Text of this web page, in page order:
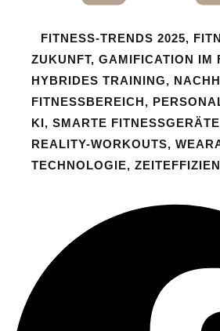
FITNESS-TRENDS 2025,
ZUKUNFT, GAMIFICATION IM
HYBRIDES TRAINING,
FITNESSBEREICH,
KI, SMARTE FITNESSGERÄTE
REALITY-WORKOUTS,
TECHNOLOGIE,